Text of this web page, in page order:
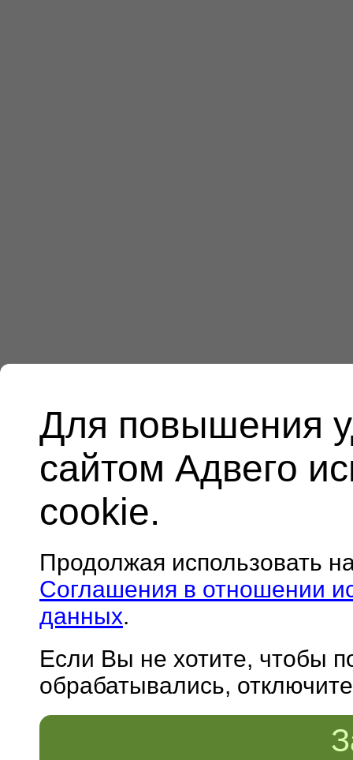
Для повышения
сайтом Адвего
cookie.
Продолжая использовать
Соглашения в отношении
данных.
Если Вы не хотите, чтобы
обрабатывались,